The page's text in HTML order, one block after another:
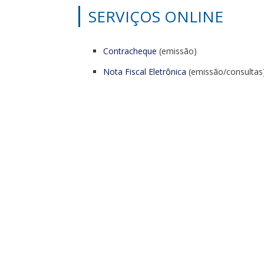
SERVIÇOS ONLINE
Contracheque (emissão)
Nota Fiscal Eletrônica (emissão/